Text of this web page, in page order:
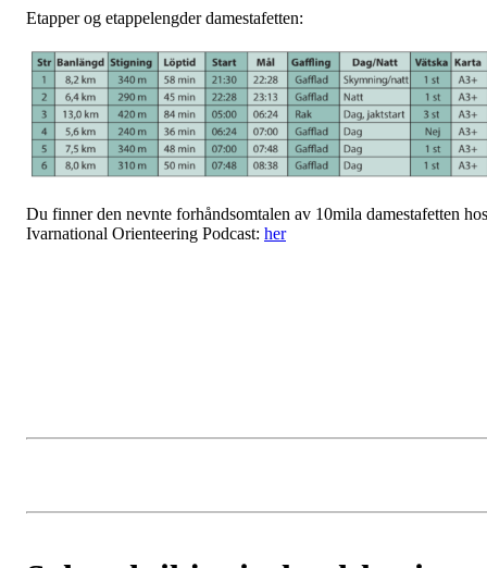
Etapper og etappelengder damestafetten:
Du finner den nevnte forhåndsomtalen av 10mila damestafetten hos
Ivarnational Orienteering Podcast: her